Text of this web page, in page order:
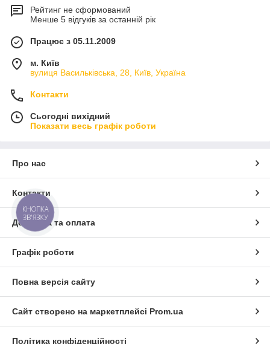
Рейтинг не сформований
Менше 5 відгуків за останній рік
Працює з 05.11.2009
м. Київ
вулиця Васильківська, 28, Київ, Україна
Контакти
Сьогодні вихідний
Показати весь графік роботи
Про нас
Контакти
Доставка та оплата
Графік роботи
Повна версія сайту
Сайт створено на маркетплейсі Prom.ua
Політика конфіденційності
КНОПКА
ЗВ'ЯЗКУ